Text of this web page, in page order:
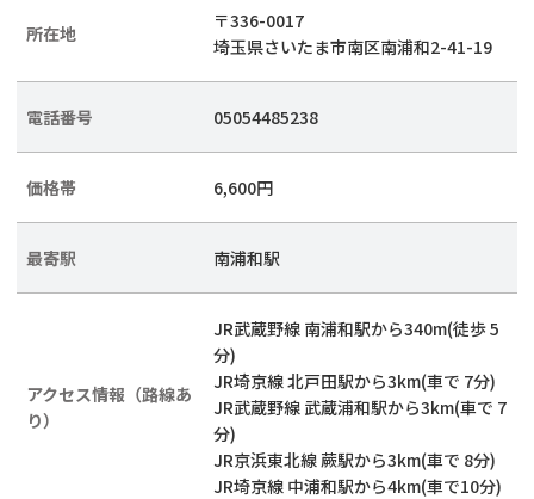
所在地
〒336-0017
埼玉県さいたま市南区南浦和2-41-19
電話番号 05054485238
価格帯 6,600円
最寄駅 南浦和駅
アクセス情報（路線あ
り）
JR武蔵野線 南浦和駅から340m(徒歩 5
分)
JR埼京線 北戸田駅から3km(車で 7分)
JR武蔵野線 武蔵浦和駅から3km(車で 7
分)
JR京浜東北線 蕨駅から3km(車で 8分)
JR埼京線 中浦和駅から4km(車で10分)